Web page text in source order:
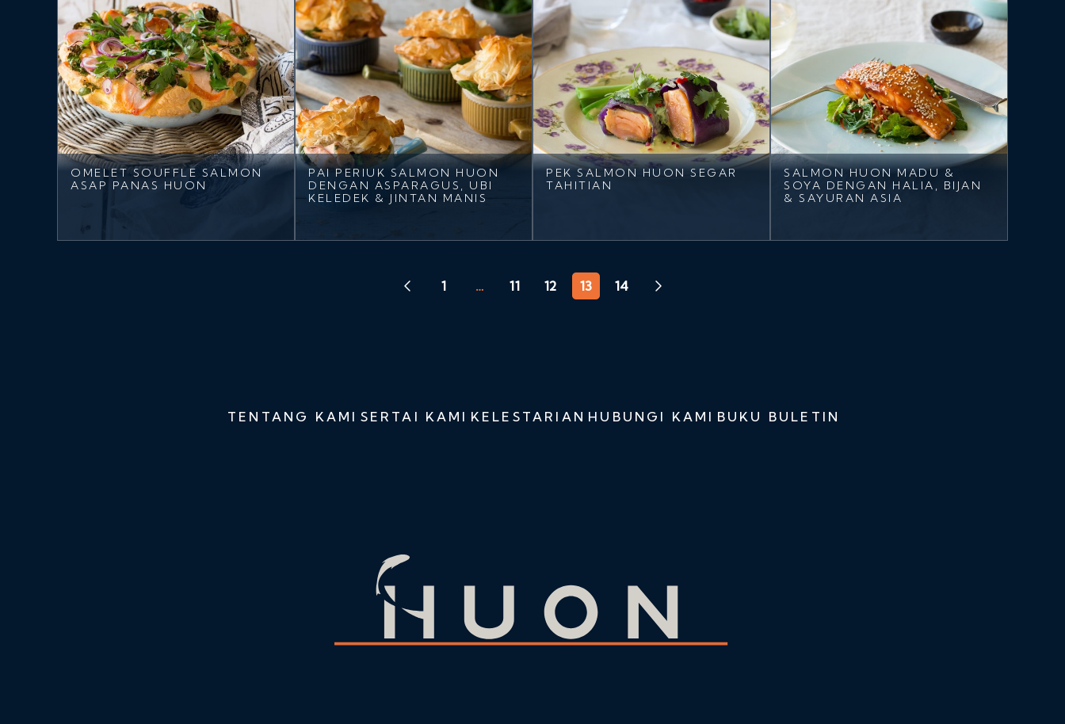
OMELET SOUFFLE SALMON
ASAP PANAS HUON
PAI PERIUK SALMON HUON
DENGAN ASPARAGUS, UBI
KELEDEK & JINTAN MANIS
PEK SALMON HUON SEGAR
TAHITIAN
SALMON HUON MADU &
SOYA DENGAN HALIA, BIJAN
& SAYURAN ASIA
1 … 11 12 13 14
TENTANG KAMI SERTAI KAMI KELESTARIAN HUBUNGI KAMI BUKU BULETIN